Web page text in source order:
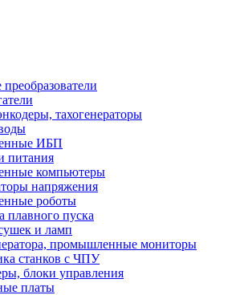
тахогенераторы
ИБП
питания
компьютеры
напряжения
роботы
плавного пуска
и ламп
промышленные мониторы
станков с ЧПУ
блоки управления
платы